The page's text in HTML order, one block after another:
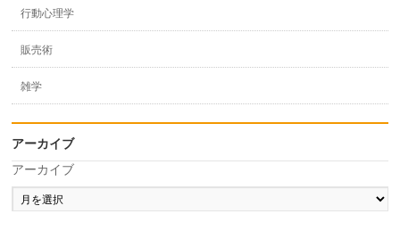
行動心理学
販売術
雑学
アーカイブ
アーカイブ